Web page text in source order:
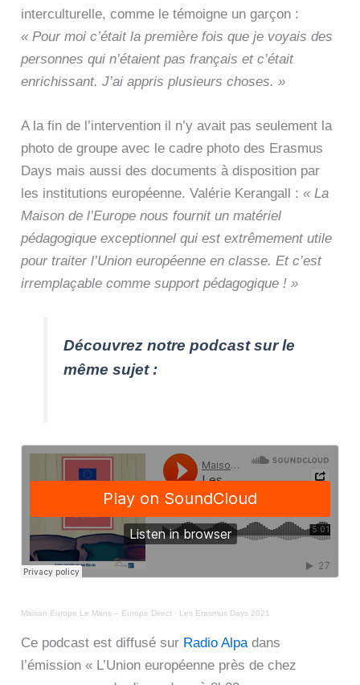
interculturelle, comme le témoigne un garçon :
« Pour moi c’était la première fois que je voyais des
personnes qui n’étaient pas français et c’était
enrichissant. J’ai appris plusieurs choses. »
A la fin de l’intervention il n’y avait pas seulement la
photo de groupe avec le cadre photo des Erasmus
Days mais aussi des documents à disposition par
les institutions européenne. Valérie Kerangall :« La
Maison de l’Europe nous fournit un matériel
pédagogique exceptionnel qui est extrêmement utile
pour traiter l’Union européenne en classe. Et c’est
irremplaçable comme support pédagogique ! »
Découvrez notre podcast sur le
même sujet :
Maison Europe Le Mans – Europe Direct · Les Erasmus Days 2021
Ce podcast est diffusé sur Radio Alpadans
l’émission « L’Union européenne près de chez